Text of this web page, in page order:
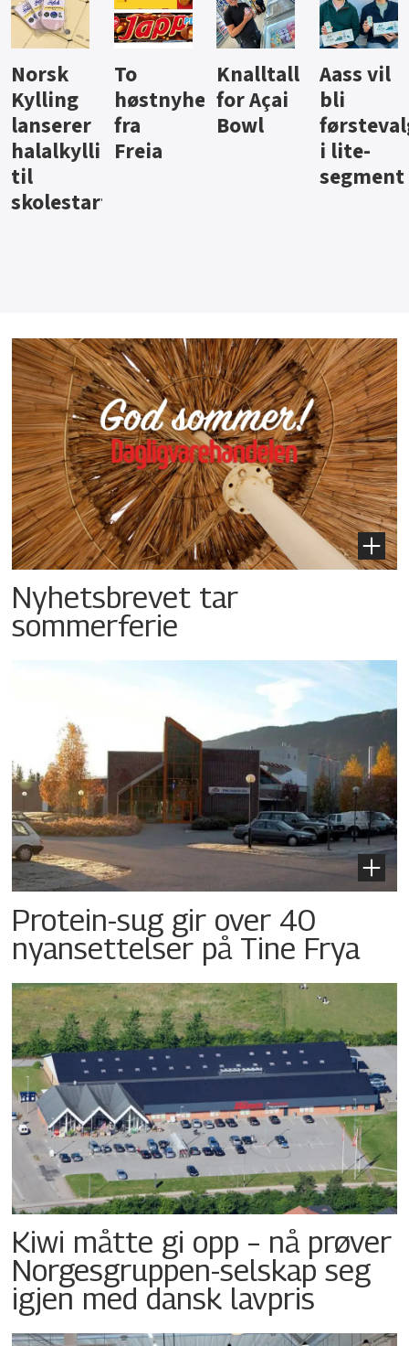
Knalltall
for Açai
Bowl
Aass vil
bli
førstevalg
i lite-
Brus og
jus fra
Berentsen
Hard
iste fra
Hansa
Nyhetsbrevet tar
sommerferie
Protein-sug gir over 40
nyansettelser på Tine Frya
Kiwi måtte gi opp – nå prøver
Norgesgruppen-selskap seg
igjen med dansk lavpris